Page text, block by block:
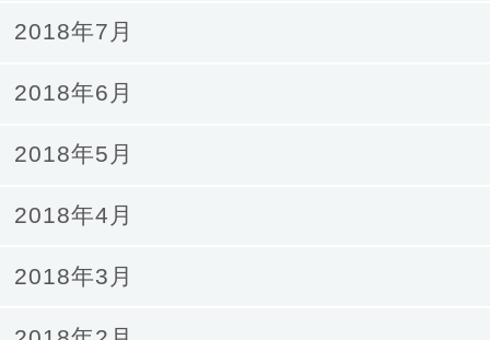
2018年7月
2018年6月
2018年5月
2018年4月
2018年3月